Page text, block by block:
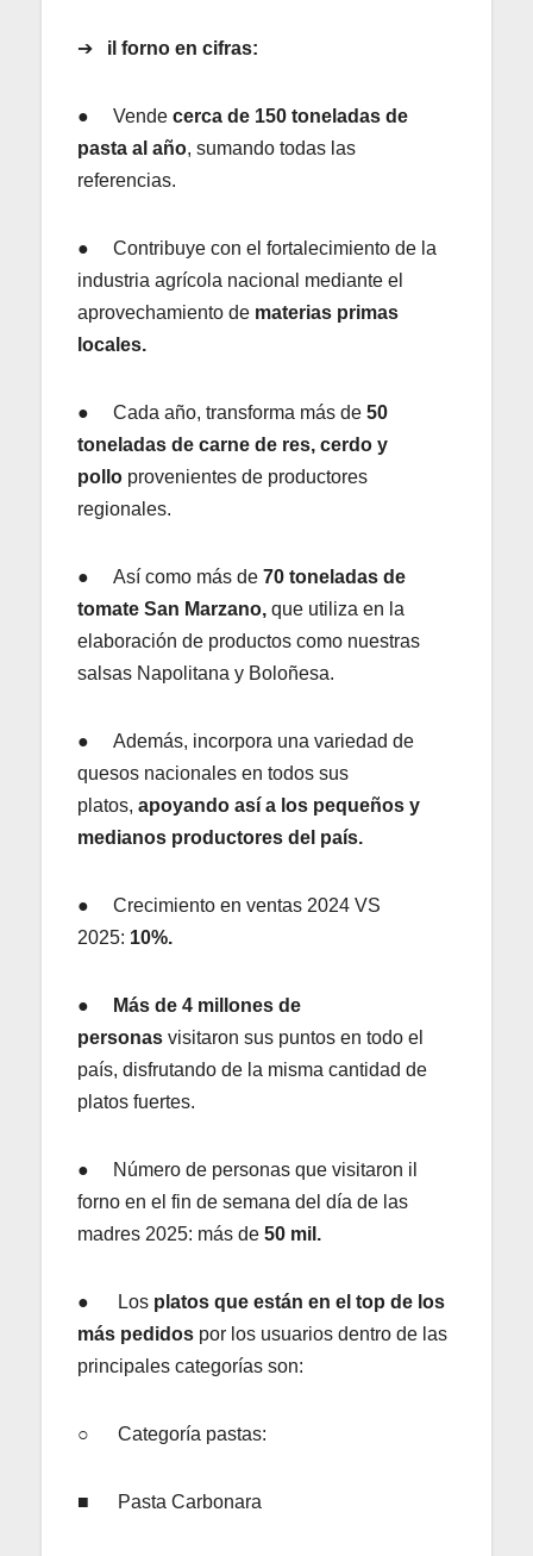
➔ il forno en cifras:
● Vende cerca de 150 toneladas de
pasta al año, sumando todas las
referencias.
● Contribuye con el fortalecimiento de la
industria agrícola nacional mediante el
aprovechamiento de materias primas
locales.
● Cada año, transforma más de 50
toneladas de carne de res, cerdo y
pollo provenientes de productores
regionales.
● Así como más de 70 toneladas de
tomate San Marzano, que utiliza en la
elaboración de productos como nuestras
salsas Napolitana y Boloñesa.
● Además, incorpora una variedad de
quesos nacionales en todos sus
platos, apoyando así a los pequeños y
medianos productores del país.
● Crecimiento en ventas 2024 VS
2025: 10%.
●
Más de 4 millones de
personas visitaron sus puntos en todo el
país, disfrutando de la misma cantidad de
platos fuertes.
● Número de personas que visitaron il
forno en el fin de semana del día de las
madres 2025: más de 50 mil.
● Los platos que están en el top de los
más pedidos por los usuarios dentro de las
principales categorías son:
○ Categoría pastas:
■ Pasta Carbonara